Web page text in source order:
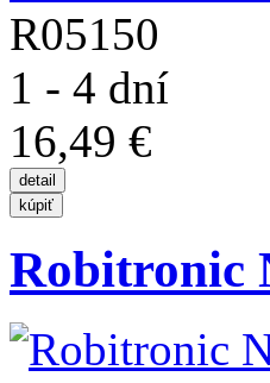
R05150
1 - 4 dní
16,49 €
Robitronic